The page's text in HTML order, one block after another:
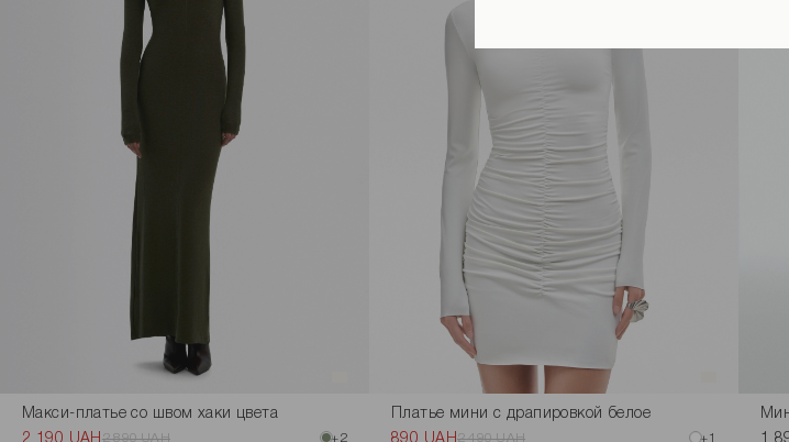
Макси-платье со швом хаки цвета
2 890 UAH +2
Платье мини с драпировкой белое
2 490 UAH +1